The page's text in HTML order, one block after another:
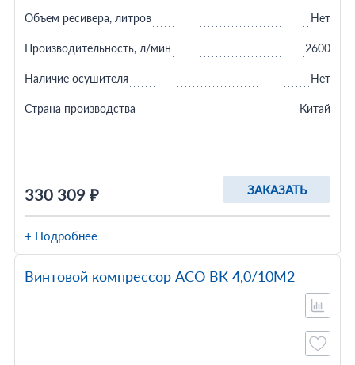
330 309 ₽ ЗАКАЗАТЬ
Объем ресивера, литров Нет
Производительность, л/мин 2600
Наличие осушителя Нет
Страна производства Китай
+ Подробнее
Винтовой компрессор АСО ВК 4,0/10М2